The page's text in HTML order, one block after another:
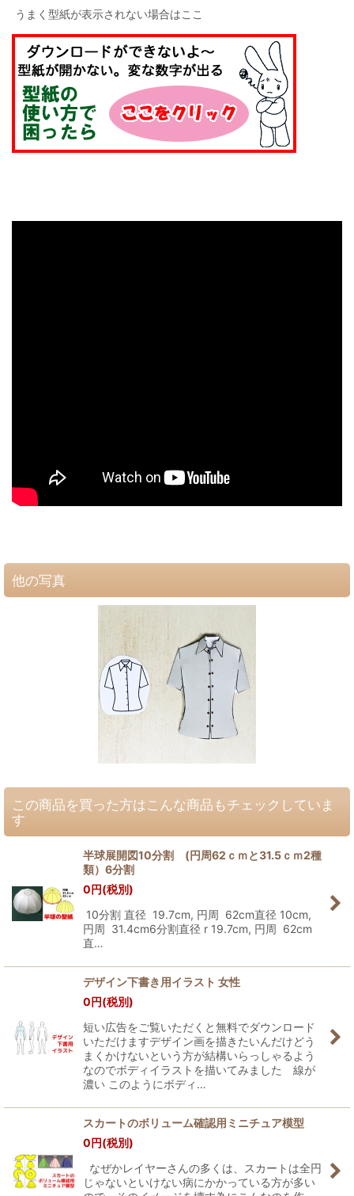
うまく型紙が表示されない場合はここ
他の写真
この商品を買った方はこんな商品もチェックしていま
す
半球展開図10分割 (円周62ｃｍと31.5ｃｍ2種
類）6分割
0円(税別)
10分割 直径 19.7cm, 円周 62cm直径 10cm,
円周 31.4cm6分割直径 r 19.7cm, 円周 62cm
直…
デザイン下書き用イラスト 女性
0円(税別)
短い広告をご覧いただくと無料でダウンロード
いただけますデザイン画を描きたいんだけどう
まくかけないという方が結構いらっしゃるよう
なのでボディイラストを描いてみました 線が
濃い このようにボディ…
スカートのボリューム確認用ミニチュア模型
0円(税別)
なぜかレイヤーさんの多くは、スカートは全円
じゃないといけない病にかかっている方が多い